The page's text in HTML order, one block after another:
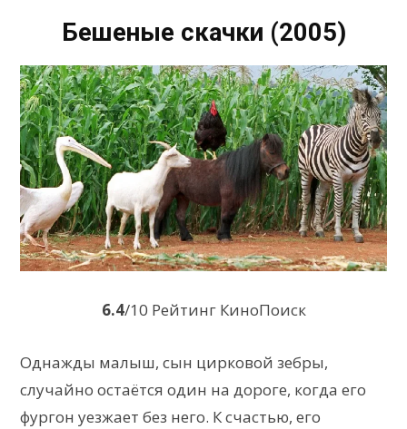
Бешеные скачки (2005)
6.4/10 Рейтинг КиноПоиск
Однажды малыш, сын цирковой зебры,
случайно остаётся один на дороге, когда его
фургон уезжает без него. К счастью, его